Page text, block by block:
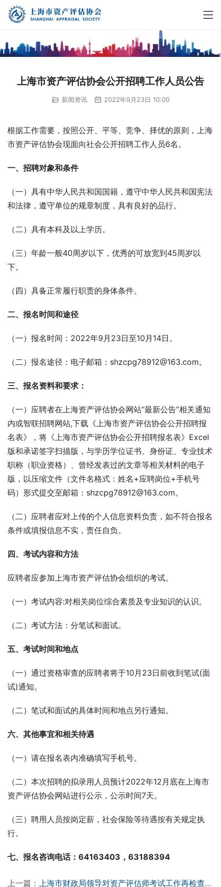
上海市资产评估协会公开招聘工作人员公告
新闻资讯 2022年9月23日 10:00
根据工作需要，按照公开、平等、竞争、择优的原则，上海
市资产评估协会现面向社会公开招聘工作人员6名。
一、招聘对象和条件
（一）具有中华人民共和国国籍，遵守中华人民共和国宪法
和法律，遵守单位的规章制度，具有良好的品行。
（二）具有本科及以上学历。
（三）年龄一般40周岁以下，优秀的可放宽到45周岁以
下。
（四）具备正常履行职责的身体条件。
二、报名时间和途径
（一）报名时间：2022年9月23日至10月14日。
（二）报名途径：电子邮箱：shzcpg78912@163.com。
三、报名资料和要求：
（一）应聘者在上海资产评估协会网站“最新公告”相关通知
内或智联招聘网站,下载《上海市资产评估协会公开招聘报
名表》，将《上海市资产评估协会公开招聘报名表》Excel
版和承诺签字扫描版，与学历学位证书、身份证、专业技术
职称（职业资格）、曾经发表过的文章等相关材料的电子
版，以压缩文件（文件名格式：姓名+应聘岗位+手机号
码）形式提交至邮箱：shzcpg78912@163.com。
（二）应聘者应对上传的个人信息资料负责，如不符合报名
条件或填报信息不实，责任自负。
四、考试内容和方法
应聘者应参加上海市资产评估协会组织的考试。
（一）考试内容:对相关岗位综合素质及专业知识的认识。
（二）考试方法：分笔试和面试。
五、考试时间和地点
（一）通过资格审查的应聘者将于10月23日前收到笔试(面
试)通知。
（二）笔试和面试的具体时间和地点另行通知。
六、其他事宜和相关待遇
（一）请在报名表内准确填写手机号。
（二）本次招聘的拟录用人员预计2022年12月底在上海市
资产评估协会网站进行公示，公示时间7天。
（三）聘用人员按岗定薪，社会保险等待遇按有关规定执
行。
七、报名咨询电话：64163403，63188394
上一篇： 上海市财政局领导对资产评估师考试工作再检查再督促